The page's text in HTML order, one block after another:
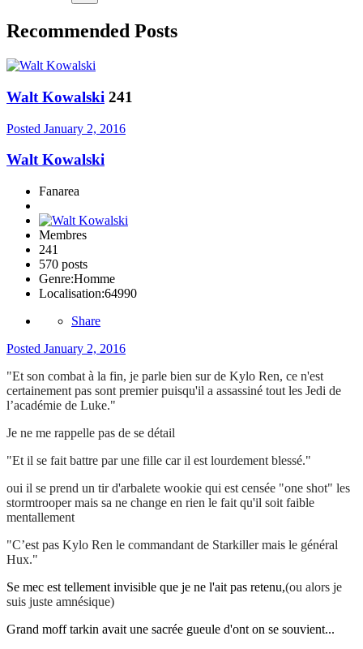
Recommended Posts
Walt Kowalski 241
Posted January 2, 2016
Walt Kowalski
Fanarea
Membres
241
570 posts
Genre:Homme
Localisation:64990
Share
Posted January 2, 2016
"Et son combat à la fin, je parle bien sur de Kylo Ren, ce n'est
certainement pas sont premier puisqu'il a assassiné tout les Jedi de
l’académie de Luke."
Je ne me rappelle pas de se détail
"Et il se fait battre par une fille car il est lourdement blessé."
oui il se prend un tir d'arbalete wookie qui est censée "one shot" les
stormtrooper mais sa ne change en rien le fait qu'il soit faible
mentallement
"C’est pas Kylo Ren le commandant de Starkiller mais le général
Hux."
Se mec est tellement invisible que je ne l'ait pas retenu,(ou alors je
suis juste amnésique)
Grand moff tarkin avait une sacrée gueule d'ont on se souvient...